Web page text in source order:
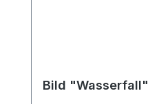
Bild "Wasserfall"